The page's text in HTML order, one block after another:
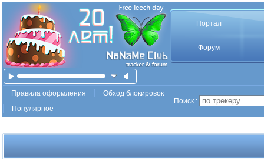
Портал
Форум
Правила оформления
Обход блокировок
Популярное
Поиск :